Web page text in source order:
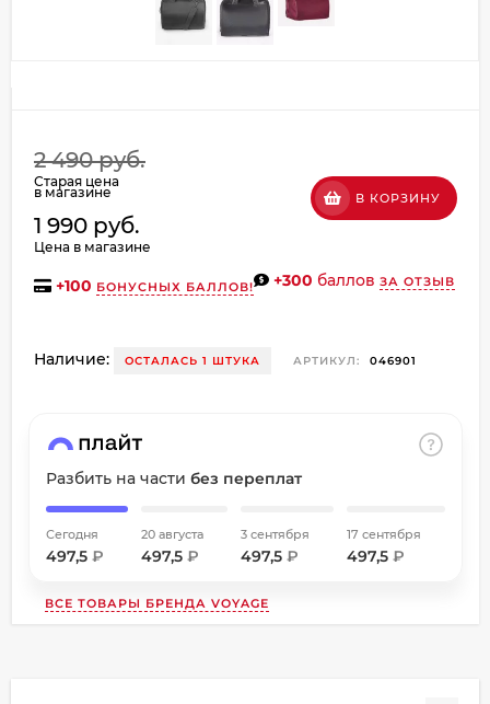
2 490 руб.
Старая цена
в магазине
1 990 руб.
Цена в магазине
В КОРЗИНУ
+100 БОНУСНЫХ БАЛЛОВ! +300 баллов ЗА ОТЗЫВ
Наличие: ОСТАЛАСЬ 1 ШТУКА АРТИКУЛ: 046901
Разбить на части без переплат
Сегодня
497,5 ₽
20 августа
497,5 ₽
3 сентября
497,5 ₽
17 сентября
497,5 ₽
ВСЕ ТОВАРЫ БРЕНДА VOYAGE
Остались вопросы?
8 800 302-02-51